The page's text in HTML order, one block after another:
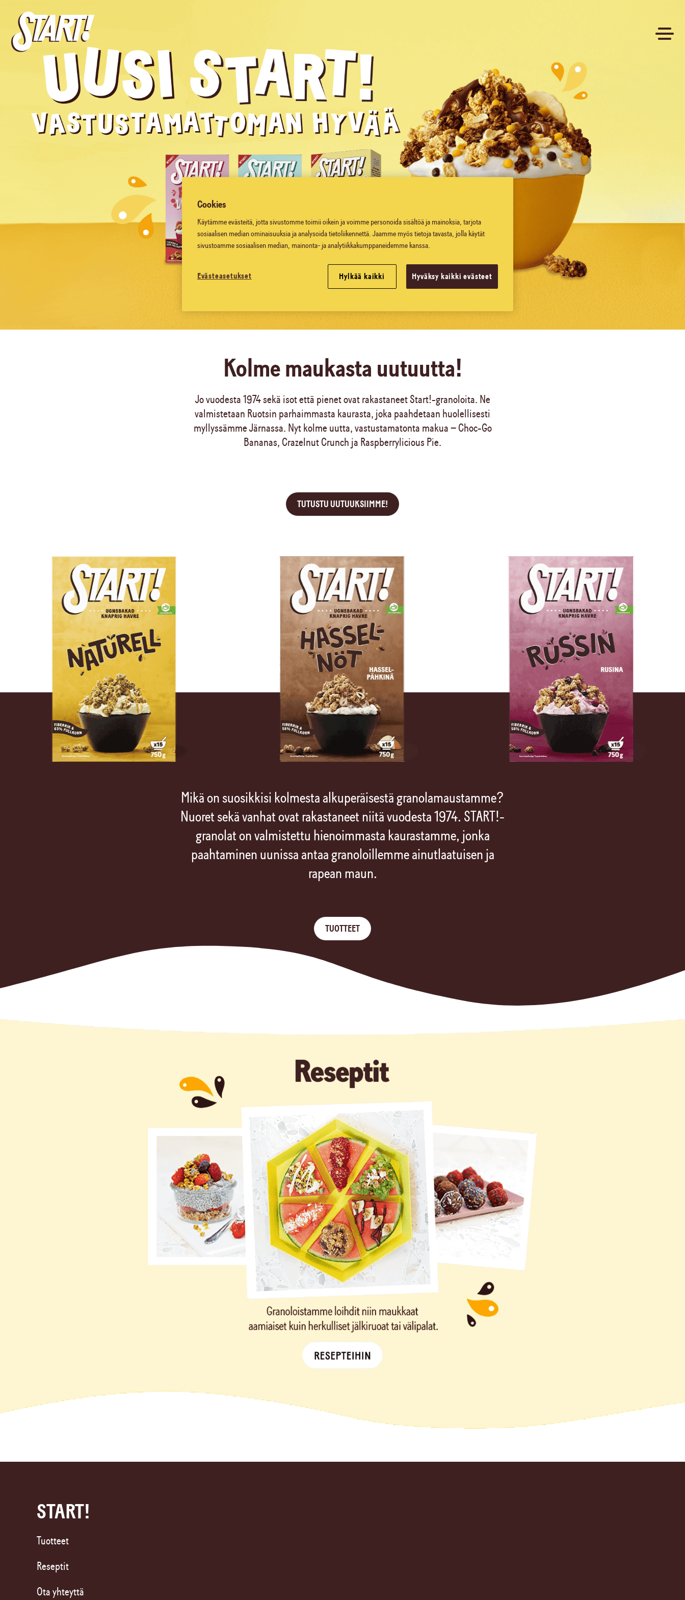
Kolme maukasta uutuutta!
Jo vuodesta 1974 sekä isot että pienet ovat rakastaneet Start!-granoloita. Ne
valmistetaan Ruotsin parhaimmasta kaurasta, joka paahdetaan huolellisesti
myllyssämme Järnassa. Nyt kolme uutta, vastustamatonta makua – Choc-Go
Bananas, Crazelnut Crunch ja Raspberrylicious Pie.
TUTUSTU UUTUUKSIIMME!
Mikä on suosikkisi kolmesta alkuperäisestä granolamaustamme?
Nuoret sekä vanhat ovat rakastaneet niitä vuodesta 1974. START!-
granolat on valmistettu hienoimmasta kaurastamme, jonka
paahtaminen uunissa antaa granoloillemme ainutlaatuisen ja
rapean maun.
TUOTTEET
START!
Tuotteet
Reseptit
Ota yhteyttä
Cookies
Käytämme evästeitä, jotta sivustomme toimii oikein ja voimme personoida sisältöä ja mainoksia, tarjota
sosiaalisen median ominaisuuksia ja analysoida tietoliikennettä. Jaamme myös tietoja tavasta, jolla käytät
sivustoamme sosiaalisen median, mainonta- ja analytiikkakumppaneidemme kanssa.
Evästeasetukset Hylkää kaikki Hyväksy kaikki evästeet